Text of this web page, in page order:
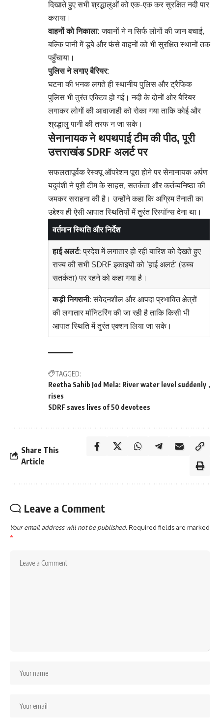
दिखाते हुए सभी श्रद्धालुओं को एक-एक कर सुरक्षित नदी पार
कराया।
वाहनों को निकाला: जवानों ने न सिर्फ लोगों की जान बचाई,
बल्कि पानी में डूबे और फंसे वाहनों को भी सुरक्षित स्थानों तक
पहुँचाया।
पुलिस ने लगाए बैरियर:
घटना की भनक लगते ही स्थानीय पुलिस और ट्रैफिक
पुलिस भी तुरंत एक्टिव हो गई। नदी के दोनों ओर बैरियर
लगाकर लोगों की आवाजाही को रोका गया ताकि कोई और
श्रद्धालु पानी की तरफ न जा सके।
सेनानायक ने थपथपाई टीम की पीठ, पूरी
उत्तराखंड SDRF अलर्ट पर
सफलतापूर्वक रेस्क्यू ऑपरेशन पूरा होने पर सेनानायक अर्पण
यदुवंशी ने पूरी टीम के साहस, सतर्कता और कर्तव्यनिष्ठा की
जमकर सराहना की है। उन्होंने कहा कि अग्रिम तैनाती का
उद्देश्य ही ऐसी आपात स्थितियों में तुरंत रिस्पॉन्स देना था।
वर्तमान स्थिति और निर्देश
हाई अलर्ट: प्रदेश में लगातार हो रही बारिश को देखते हुए
राज्य की सभी SDRF इकाइयों को ‘हाई अलर्ट’ (उच्च
सतर्कता) पर रहने को कहा गया है।
कड़ी निगरानी: संवेदनशील और आपदा प्रभावित क्षेत्रों
की लगातार मॉनिटरिंग की जा रही है ताकि किसी भी
आपात स्थिति में तुरंत एक्शन लिया जा सके।
TAGGED:
Reetha Sahib Jod Mela: River water level suddenly
rises
SDRF saves lives of 50 devotees
Share This
Article
Leave a Comment
Your email address will not be published.Required fields are marked
*